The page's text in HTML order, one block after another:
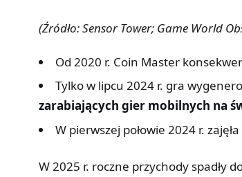
(Źródło: Sensor Tower; Game World
Od 2020 r. Coin Master
Tylko w lipcu 2024 r. gra
zarabiających gier mobilnych na
W pierwszej połowie 2024 r. zajęła
W 2025 r. roczne przychody spadły